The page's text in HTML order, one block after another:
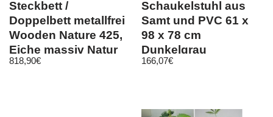
Steckbett /
Doppelbett metallfrei
Wooden Nature 425,
Eiche massiv Natur
geölt –
818,90€
Schaukelstuhl aus
Samt und PVC 61 x
98 x 78 cm
Dunkelgrau
166,07€